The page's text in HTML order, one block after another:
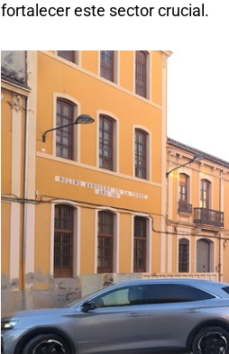
fortalecer este sector crucial.